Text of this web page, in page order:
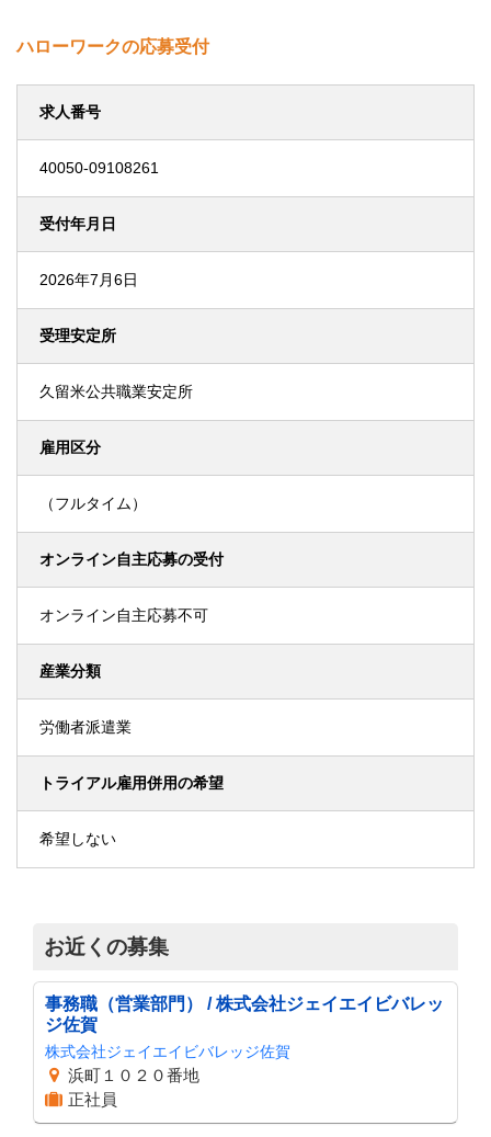
ハローワークの応募受付
求人番号
40050-09108261
受付年月日
2026年7月6日
受理安定所
久留米公共職業安定所
雇用区分
（フルタイム）
オンライン自主応募の受付
オンライン自主応募不可
産業分類
労働者派遣業
トライアル雇用併用の希望
希望しない
お近くの募集
事務職（営業部門） / 株式会社ジェイエイビバレッ
ジ佐賀
株式会社ジェイエイビバレッジ佐賀
浜町１０２０番地
正社員